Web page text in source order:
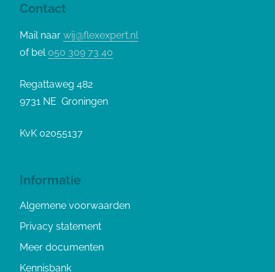
Contact
Mail naar wij@flexexpert.nl
of bel 050 309 73 40
Regattaweg 482
9731 NE Groningen
KvK 02055137
Informatie
Algemene voorwaarden
Privacy statement
Meer documenten
Kennisbank